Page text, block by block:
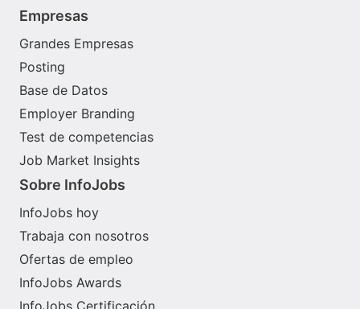
Empresas
Grandes Empresas
Posting
Base de Datos
Employer Branding
Test de competencias
Job Market Insights
Sobre InfoJobs
InfoJobs hoy
Trabaja con nosotros
Ofertas de empleo
InfoJobs Awards
InfoJobs Certificación